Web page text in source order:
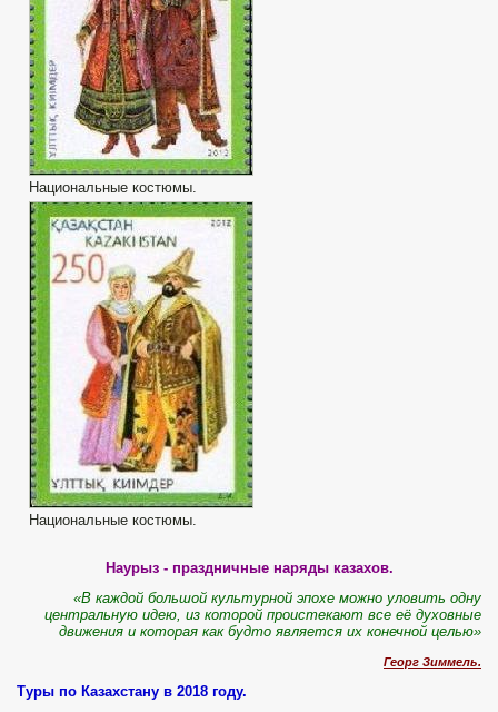
Национальные костюмы.
Национальные костюмы.
Наурыз - праздничные наряды казахов.
«В каждой большой культурной эпохе можно уловить одну
центральную идею, из которой проистекают все её духовные
движения и которая как будто является их конечной целью»
Георг Зиммель.
Туры по Казахстану в 2018 году.